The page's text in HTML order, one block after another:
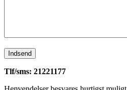
Tlf/sms: 21221177